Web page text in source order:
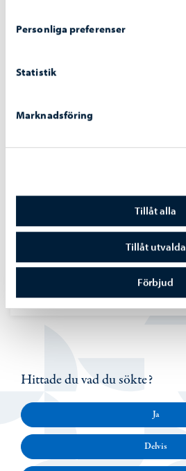
Personliga preferenser
Statistik
Marknadsföring
Tillåt alla
Tillåt utvalda
Förbjud
Skolskjutsar
Hittade du vad du sökte?
Ja
Delvis